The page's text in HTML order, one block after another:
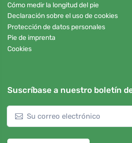
Cómo medir la longitud del pie
Declaración sobre el uso de cookies
Protección de datos personales
Pie de imprenta
Cookies
Suscríbase a nuestro boletín